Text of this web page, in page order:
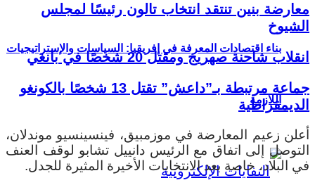
بناء اقتصادات المعرفة في إفريقيا: السياسات والإستراتيجيات
اللازمة
معارضة بنين تنتقد انتخاب تالون رئيسًا لمجلس
الشيوخ
انقلاب شاحنة صهريج ومقتل 20 شخصًا في بانغي
جماعة مرتبطة بـ”داعش” تقتل 13 شخصًا بالكونغو
الديمقراطية
أعلن زعيم المعارضة في موزمبيق، فينسينسيو موندلان،
التوصل إلى اتفاق مع الرئيس دانييل تشابو لوقف العنف
في البلاد، خاصة بعد الانتخابات الأخيرة المثيرة للجدل.